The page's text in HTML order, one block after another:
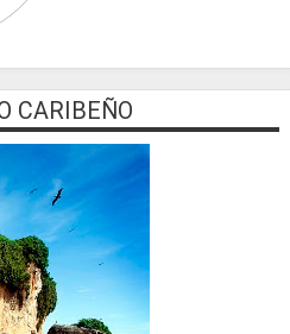
CARIBEÑO